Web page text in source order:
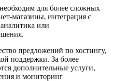
необходим для более сложных
магазины, интеграция с
или
предложений по хостингу,
поддержки. За более
дополнительные услуги,
и мониторинг